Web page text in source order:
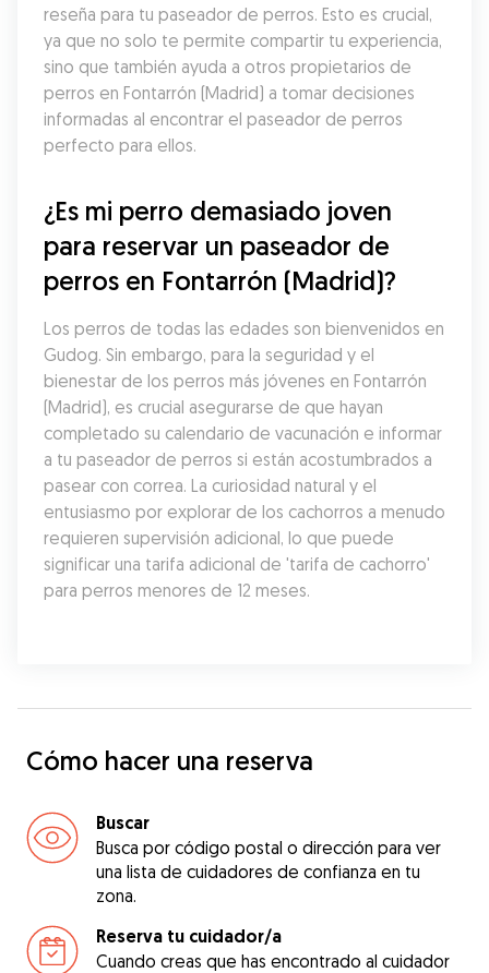
reseña para tu paseador de perros. Esto es crucial,
ya que no solo te permite compartir tu experiencia,
sino que también ayuda a otros propietarios de
perros en Fontarrón (Madrid) a tomar decisiones
informadas al encontrar el paseador de perros
perfecto para ellos.
¿Es mi perro demasiado joven
para reservar un paseador de
perros en Fontarrón (Madrid)?
Los perros de todas las edades son bienvenidos en
Gudog. Sin embargo, para la seguridad y el
bienestar de los perros más jóvenes en Fontarrón
(Madrid), es crucial asegurarse de que hayan
completado su calendario de vacunación e informar
a tu paseador de perros si están acostumbrados a
pasear con correa. La curiosidad natural y el
entusiasmo por explorar de los cachorros a menudo
requieren supervisión adicional, lo que puede
significar una tarifa adicional de 'tarifa de cachorro'
para perros menores de 12 meses.
Cómo hacer una reserva
Buscar
Busca por código postal o dirección para ver
una lista de cuidadores de confianza en tu
zona.
Reserva tu cuidador/a
Cuando creas que has encontrado al cuidador